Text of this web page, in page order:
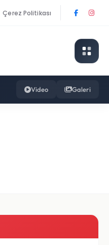
Çerez Politikası
Video Galeri